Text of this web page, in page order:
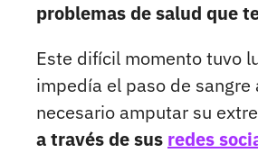
problemas de salud que
Este difícil momento tuvo
impedía el paso de
necesario amputar su
a través de sus redes